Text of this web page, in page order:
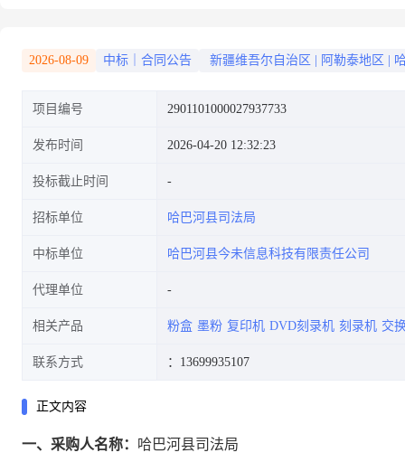
2026-08-09 中标｜合同公告 新疆维吾尔自治区 阿勒泰地区
项目编号 2901101000027937733
发布时间 2026-04-20 12:32:23
投标截止时间
招标单位 哈巴河县司法局
中标单位 哈巴河县今未信息科技有限责任公司
代理单位
相关产品 粉盒 墨粉 复印机 DVD刻录机 刻录机 交
联系方式 ：13699935107
正文内容
一、采购人名称： 哈巴河县司法局